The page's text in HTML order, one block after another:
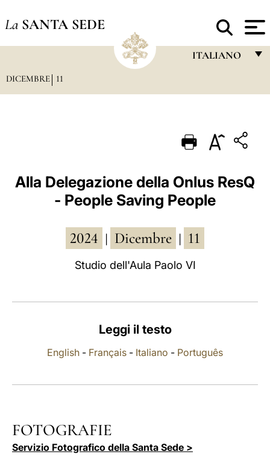
La SANTA SEDE
ITALIANO
PORTUGUÊS
ESPAÑOL
DEUTSCH
العربيّة
中文
DICEMBRE 11
Alla Delegazione della Onlus ResQ
- People Saving People
2024 Dicembre 11
Studio dell'Aula Paolo VI
Leggi il testo
English - Français - Italiano - Português
FOTOGRAFIE
Servizio Fotografico della Santa Sede >